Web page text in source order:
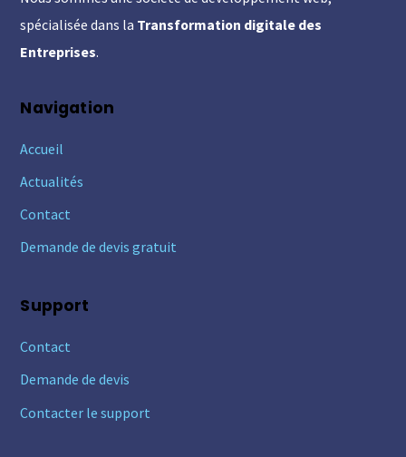
spécialisée dans la Transformation digitale des
Entreprises.
Navigation
Accueil
Actualités
Contact
Demande de devis gratuit
Support
Contact
Demande de devis
Contacter le support